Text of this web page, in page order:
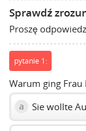
Sprawdź
Proszę
pytanie 1:
Warum ging
a Sie wollte